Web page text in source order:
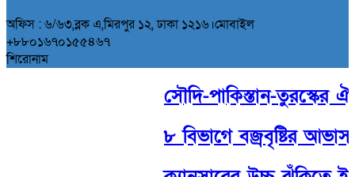
অফিস : ৬/৬৩,ব্লক এ,মিরপুর ১২, ঢাকা ১২১৬।মোবাইল
+৮৮০১৬৭০১৫৫৪৬৭
শিরোনাম
সৌদি-পাকিস্তান-তুরস্কের
৮ বিভাগে বজ্রবৃষ্টির আভাস,